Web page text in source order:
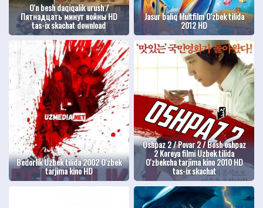
O'n besh daqiqalik urush /
Пятнадцать минут войны HD
tas-ix skachat download
Jasur baliq Multfilm O'zbek tilida
2012 HD
Bedorlik Uzbek tilida 2002 O'zbek
tarjima kino HD
Oshpaz 2 / Povar 2 / Bosh oshpaz
2 Koreya filmi Uzbek tilida
O'zbekcha tarjima kino 2010 HD
tas-ix skachat